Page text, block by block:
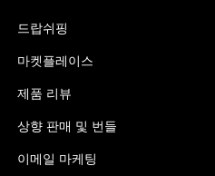
드랍쉬핑
마켓플레이스
제품 리뷰
상향 판매 및 번들
이메일 마케팅